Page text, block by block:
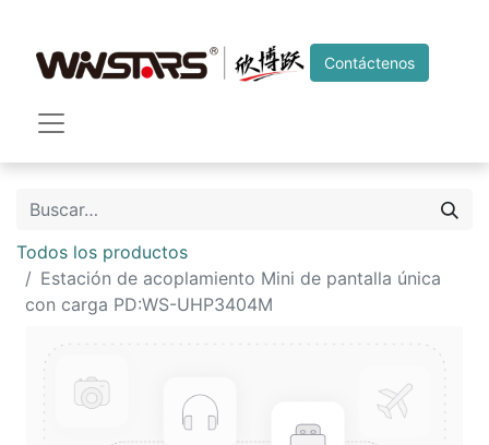
Contáctenos
Todos los productos
Estación de acoplamiento Mini de pantalla única
con carga PD:WS-UHP3404M